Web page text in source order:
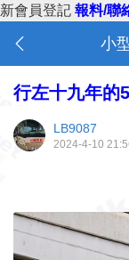
新會員登記 報料/聯
小
行左十九年的
LB9087
2024-4-10